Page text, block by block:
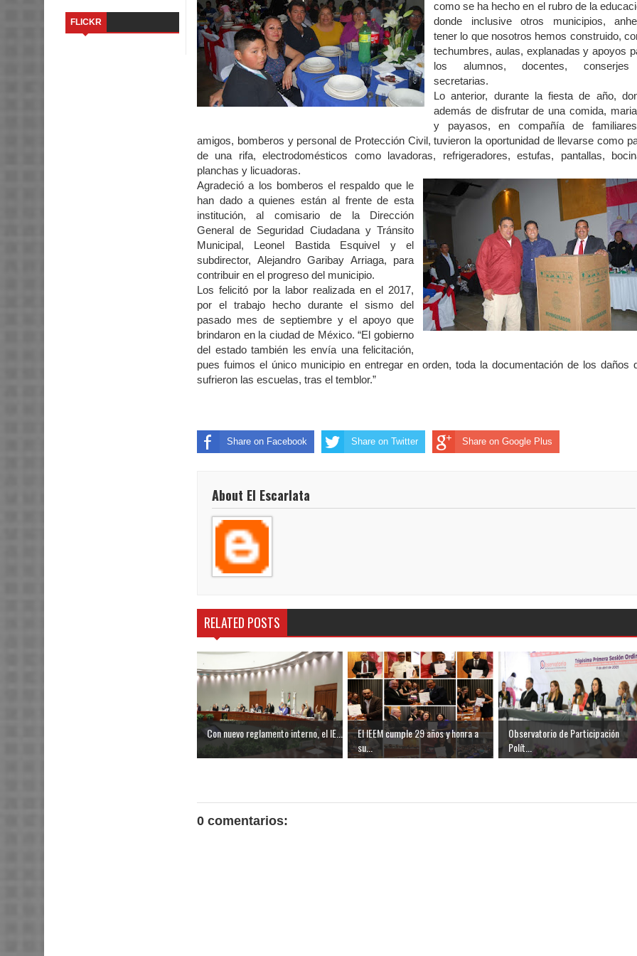
FLICKR
como se ha hecho en el rubro de la
donde inclusive otros municipios,
tener lo que nosotros hemos construido,
techumbres, aulas, explanadas y apoyos
los alumnos, docentes,
secretarias.
Lo anterior, durante la fiesta de año,
además de disfrutar de una comida,
y payasos, en compañía de
amigos, bomberos y personal de Protección Civil, tuvieron la oportunidad de llevarse como
de una rifa, electrodomésticos como lavadoras, refrigeradores, estufas, pantallas,
planchas y licuadoras.
Agradeció a los bomberos el respaldo que le
han dado a quienes están al frente de esta
institución, al comisario de la Dirección
General de Seguridad Ciudadana y Tránsito
Municipal, Leonel Bastida Esquivel y el
subdirector, Alejandro Garibay Arriaga, para
contribuir en el progreso del municipio.
Los felicitó por la labor realizada en el 2017,
por el trabajo hecho durante el sismo del
pasado mes de septiembre y el apoyo que
brindaron en la ciudad de México. “El gobierno
del estado también les envía una felicitación,
pues fuimos el único municipio en entregar en orden, toda la documentación de los daños
sufrieron las escuelas, tras el temblor.”
Share on Facebook Share on Twitter Share on Google Plus
About El Escarlata
RELATED POSTS
Con nuevo reglamento interno, el IE...
El IEEM cumple 29 años y honra a
su...
Observatorio de Participación
Polít...
0 comentarios: